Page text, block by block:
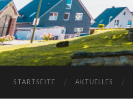
STARTSEITE AKTUELLES